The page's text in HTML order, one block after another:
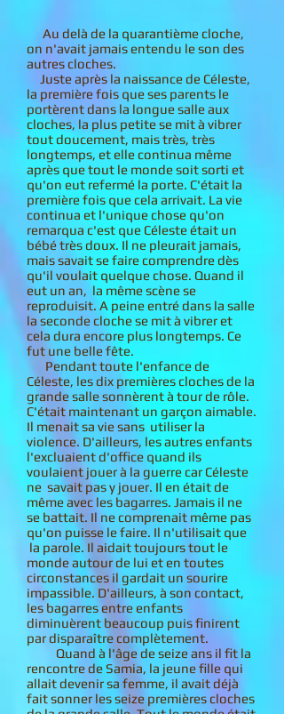
Au delà de la quarantième cloche,
on n'avait jamais entendu le son des
autres cloches.
Juste après la naissance de Céleste,
la première fois que ses parents le
portèrent dans la longue salle aux
cloches, la plus petite se mit à vibrer
tout doucement, mais très, très
longtemps, et elle continua même
après que tout le monde soit sorti et
qu'on eut refermé la porte. C'était la
première fois que cela arrivait. La vie
continua et l'unique chose qu'on
remarqua c'est que Céleste était un
bébé très doux. Il ne pleurait jamais,
mais savait se faire comprendre dès
qu'il voulait quelque chose. Quand il
eut un an, la même scène se
reproduisit. A peine entré dans la salle
la seconde cloche se mit à vibrer et
cela dura encore plus longtemps. Ce
fut une belle fête.
Pendant toute l'enfance de
Céleste, les dix premières cloches de la
grande salle sonnèrent à tour de rôle.
C'était maintenant un garçon aimable.
Il menait sa vie sans utiliser la
violence. D'ailleurs, les autres enfants
l'excluaient d'office quand ils
voulaient jouer à la guerre car Céleste
ne savait pas y jouer. Il en était de
même avec les bagarres. Jamais il ne
se battait. Il ne comprenait même pas
qu'on puisse le faire. Il n'utilisait que
la parole. Il aidait toujours tout le
monde autour de lui et en toutes
circonstances il gardait un sourire
impassible. D'ailleurs, à son contact,
les bagarres entre enfants
diminuèrent beaucoup puis finirent
par disparaître complètement.
Quand à l'âge de seize ans il fit la
rencontre de Samia, la jeune fille qui
allait devenir sa femme, il avait déjà
fait sonner les seize premières cloches